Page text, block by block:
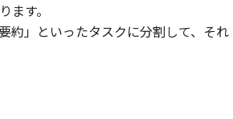
す。
約」といったタスクに分割して、それ